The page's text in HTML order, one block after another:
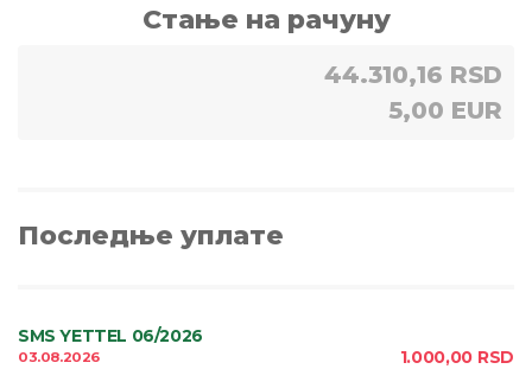
Стање на рачуну
44.310,16 RSD
5,00 EUR
Последње уплате
SMS YETTEL 06/2026
03.08.2026
1.000,00 RSD